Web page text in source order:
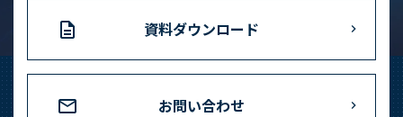
資料ダウンロード
お問い合わせ